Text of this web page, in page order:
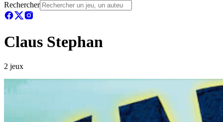
Rechercher
Claus Stephan
2 jeux